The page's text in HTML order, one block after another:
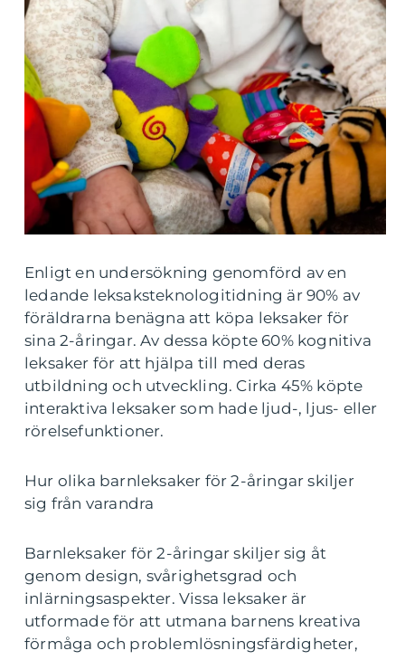
Enligt en undersökning genomförd av en
ledande leksaksteknologitidning är 90% av
föräldrarna benägna att köpa leksaker för
sina 2-åringar. Av dessa köpte 60% kognitiva
leksaker för att hjälpa till med deras
utbildning och utveckling. Cirka 45% köpte
interaktiva leksaker som hade ljud-, ljus- eller
rörelsefunktioner.
Hur olika barnleksaker för 2-åringar skiljer
sig från varandra
Barnleksaker för 2-åringar skiljer sig åt
genom design, svårighetsgrad och
inlärningsaspekter. Vissa leksaker är
utformade för att utmana barnens kreativa
förmåga och problemlösningsfärdigheter,